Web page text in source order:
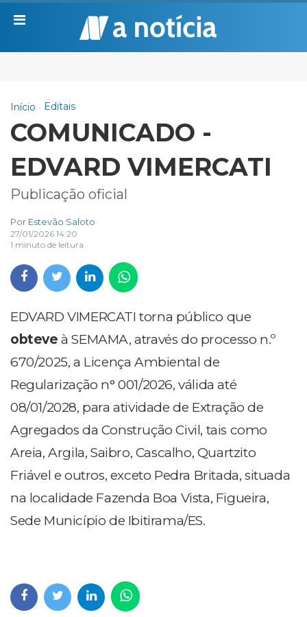
Início Editais
COMUNICADO -
EDVARD VIMERCATI
Publicação oficial
Por Estevão Saloto
27/01/2026 14:20
1 minuto de leitura
EDVARD VIMERCATI torna público que
obteve à SEMAMA, através do processo n.º
670/2025, a Licença Ambiental de
Regularização n° 001/2026, válida até
08/01/2028, para atividade de Extração de
Agregados da Construção Civil, tais como
Areia, Argila, Saibro, Cascalho, Quartzito
Friável e outros, exceto Pedra Britada, situada
na localidade Fazenda Boa Vista, Figueira,
Sede Município de Ibitirama/ES.